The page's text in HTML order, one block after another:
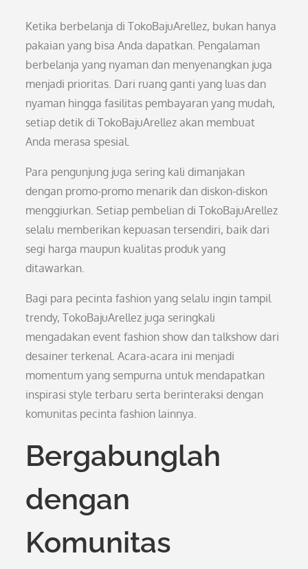
Ketika berbelanja di TokoBajuArellez, bukan hanya
pakaian yang bisa Anda dapatkan. Pengalaman
berbelanja yang nyaman dan menyenangkan juga
menjadi prioritas. Dari ruang ganti yang luas dan
nyaman hingga fasilitas pembayaran yang mudah,
setiap detik di TokoBajuArellez akan membuat
Anda merasa spesial.
Para pengunjung juga sering kali dimanjakan
dengan promo-promo menarik dan diskon-diskon
menggiurkan. Setiap pembelian di TokoBajuArellez
selalu memberikan kepuasan tersendiri, baik dari
segi harga maupun kualitas produk yang
ditawarkan.
Bagi para pecinta fashion yang selalu ingin tampil
trendy, TokoBajuArellez juga seringkali
mengadakan event fashion show dan talkshow dari
desainer terkenal. Acara-acara ini menjadi
momentum yang sempurna untuk mendapatkan
inspirasi style terbaru serta berinteraksi dengan
komunitas pecinta fashion lainnya.
Bergabunglah
dengan
Komunitas